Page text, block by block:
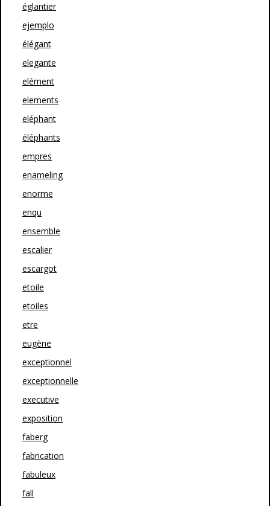
églantier
ejemplo
élégant
elegante
elément
elements
eléphant
éléphants
empres
enameling
enorme
enqu
ensemble
escalier
escargot
etoile
etoiles
etre
eugène
exceptionnel
exceptionnelle
executive
exposition
faberg
fabrication
fabuleux
fall